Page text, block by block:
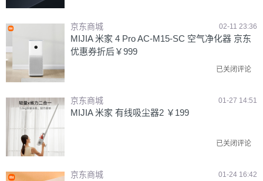
京东商城 02-11 23:36
MIJIA 米家 4 Pro AC-M15-SC 空气净化器 京东
优惠券折后￥999
已关闭评论
京东商城 01-27 14:51
MIJIA 米家 有线吸尘器2 ￥199
已关闭评论
京东商城 01-24 16:42